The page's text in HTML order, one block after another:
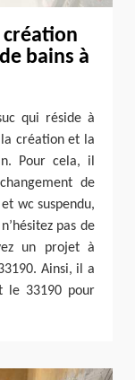
création
bains à
qui réside à
la création et la
Pour cela, il
de
wc suspendu,
pas de
un projet à
Ainsi, il a
le 33190 pour